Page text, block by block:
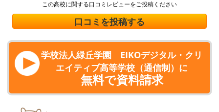
この高校に関する口コミレビューをご投稿ください
口コミを投稿する
学校法人緑丘学園 EIKOデジタル・クリ
エイティブ高等学校（通信制）に
無料で資料請求